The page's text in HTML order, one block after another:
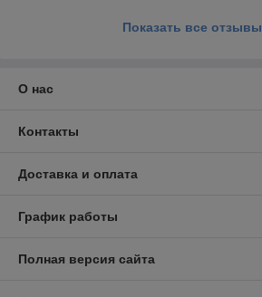
Показать все отзывы
О нас
Контакты
Доставка и оплата
График работы
Полная версия сайта